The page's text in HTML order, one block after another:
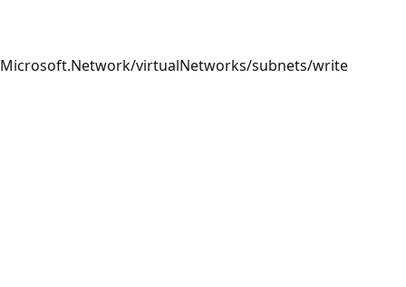
Microsoft.Network/virtualNetworks/subnets/write